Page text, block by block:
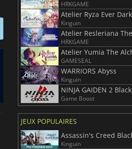
HRKGAME
Kinguin
HRKGAME
GAMESEAL
WARRIORS Abyss
Kinguin
NINJA GAIDEN 2 Black
Game Boost
JEUX POPULAIRES
Kinguin